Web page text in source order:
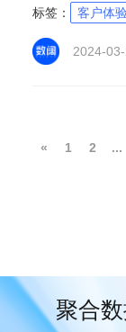
标签： 客户体
2024-
« 1 2 ...
聚合